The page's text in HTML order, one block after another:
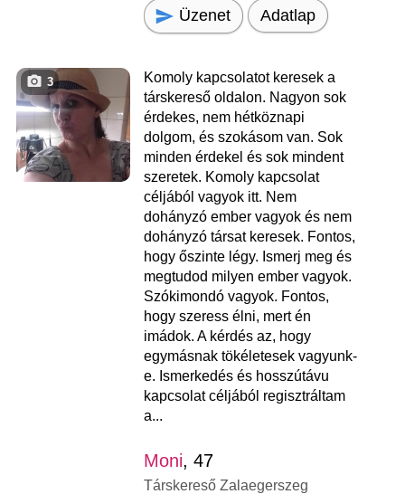
Üzenet Adatlap
3
Komoly kapcsolatot keresek a
társkereső oldalon. Nagyon sok
érdekes, nem hétköznapi
dolgom, és szokásom van. Sok
minden érdekel és sok mindent
szeretek. Komoly kapcsolat
céljából vagyok itt. Nem
dohányzó ember vagyok és nem
dohányzó társat keresek. Fontos,
hogy őszinte légy. Ismerj meg és
megtudod milyen ember vagyok.
Szókimondó vagyok. Fontos,
hogy szeress élni, mert én
imádok. A kérdés az, hogy
egymásnak tökéletesek vagyunk-
e. Ismerkedés és hosszútávu
kapcsolat céljából regisztráltam
a...
Moni, 47
Társkereső Zalaegerszeg